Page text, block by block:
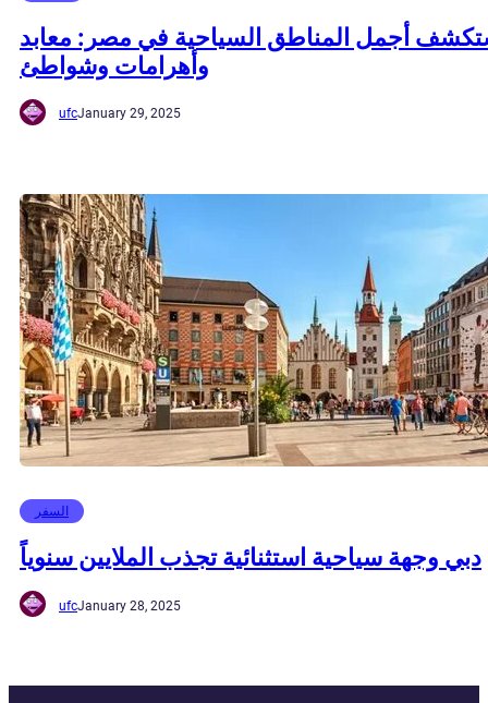
أجمل المناطق السياحية في مصر: معابد
وأهرامات وشواطئ
ufcJanuary 29, 2025
السفر
دبي وجهة سياحية استثنائية تجذب الملايين سنوياً
ufcJanuary 28, 2025